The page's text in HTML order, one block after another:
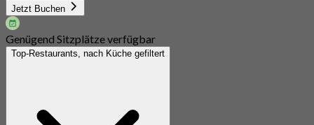
Jetzt Buchen
Genügend Sitzplätze verfügbar
Top-Restaurants, nach Küche gefiltert